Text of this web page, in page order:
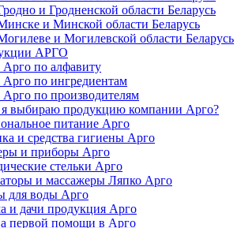
и Гродненской области Беларусь
и Минской области Беларусь
и Могилевской области Беларусь
АРГО
Арго по алфавиту
Арго по ингредиентам
Арго по производителям
выбираю продукцию компании Арго?
питание Арго
и средства гигиены Арго
и приборы Арго
стельки Арго
и массажеры Ляпко Арго
для воды Арго
и дачи продукция Арго
первой помощи в Арго